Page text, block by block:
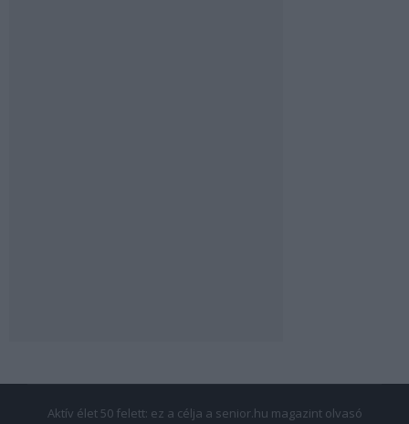
Aktív élet 50 felett: ez a célja a senior.hu magazint olvasó